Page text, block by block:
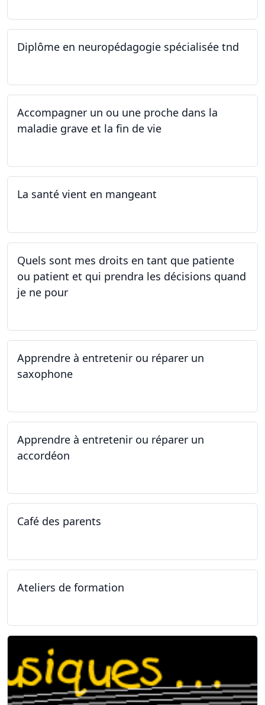
Diplôme en neuropédagogie spécialisée tnd
Accompagner un ou une proche dans la
maladie grave et la fin de vie
La santé vient en mangeant
Quels sont mes droits en tant que patiente
ou patient et qui prendra les décisions quand
je ne pour
Apprendre à entretenir ou réparer un
saxophone
Apprendre à entretenir ou réparer un
accordéon
Café des parents
Ateliers de formation